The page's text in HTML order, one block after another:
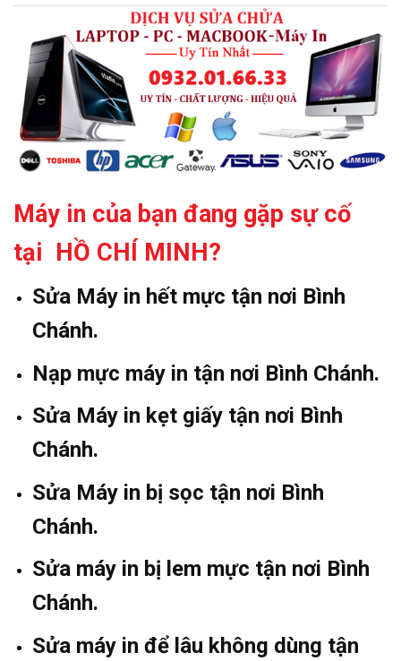
Máy in của bạn đang gặp sự cố
tại HỒ CHÍ MINH?
Sửa Máy in hết mực tận nơi Bình
Chánh.
Nạp mực máy in tận nơi Bình Chánh.
Sửa Máy in kẹt giấy tận nơi Bình
Chánh.
Sửa Máy in bị sọc tận nơi Bình
Chánh.
Sửa máy in bị lem mực tận nơi Bình
Chánh.
Sửa máy in để lâu không dùng tận